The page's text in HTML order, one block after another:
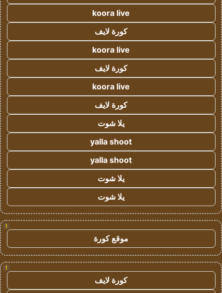
koora live
كورة لايف
koora live
كورة لايف
koora live
كورة لايف
يلا شوت
yalla shoot
yalla shoot
يلا شوت
يلا شوت
!
موقع كورة
!
كورة لايف